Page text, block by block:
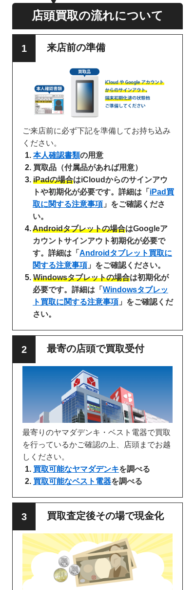
店頭買取の流れについて
来店前の準備
ご来店前に必ず下記を準備してお持ち込み
ください。
本人確認書類の用意
買取品（付属品があれば用意）
iPadの場合はiCloudからのサインアウ
トや初期化が必要です。詳細は「 iPad買
取に関する注意事項 」をご確認くださ
い。
Androidタブレットの場合はGoogleア
カウントサインアウト初期化が必要で
す。詳細は「 Androidタブレット買取に
関する注意事項 」をご確認ください。
Windowsタブレットの場合は初期化が
必要です。詳細は「 Windowsタブレッ
ト買取に関する注意事項 」をご確認くだ
さい。
最寄の店頭で買取受付
最寄りのヤマダデンキ・ベスト電器で買取
を行っているかご確認の上、店頭までお越
しください。
買取可能なヤマダデンキを調べる
買取可能なベスト電器を調べる
買取査定後その場で現金化